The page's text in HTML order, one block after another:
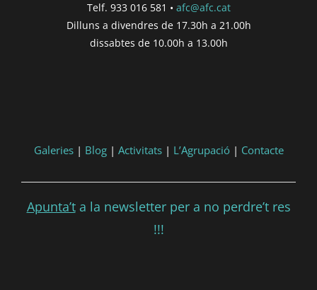
Telf. 933 016 581 • afc@afc.cat
Dilluns a divendres de 17.30h a 21.00h
dissabtes de 10.00h a 13.00h
Galeries| Blog| Activitats| L’Agrupació| Contacte
Apunta’ta la newsletter per a no perdre’t res
!!!